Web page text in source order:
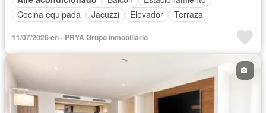
Cocina equipada
Jacuzzi Elevador
Terraza
11/07/2026 en - PRYA Grupo inmobiliario